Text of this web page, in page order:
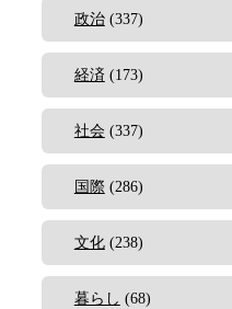
政治(337)
経済(173)
社会(337)
国際 (286)
文化(238)
暮らし (68)